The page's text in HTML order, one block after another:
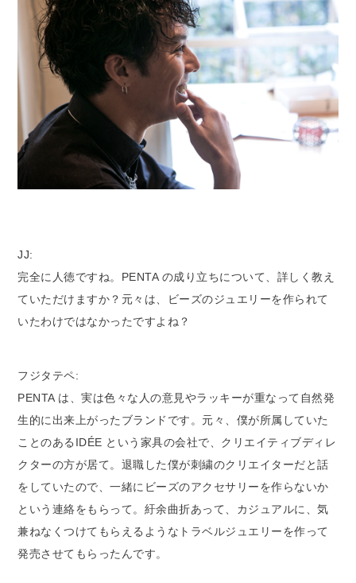
JJ:
完全に人徳ですね。PENTA の成り立ちについて、詳しく教え
ていただけますか？元々は、ビーズのジュエリーを作られて
いたわけではなかったですよね？
フジタテペ:
PENTA は、実は色々な人の意見やラッキーが重なって自然発
生的に出来上がったブランドです。元々、僕が所属していた
ことのあるIDÉE という家具の会社で、クリエイティブディレ
クターの方が居て。退職した僕が刺繍のクリエイターだと話
をしていたので、一緒にビーズのアクセサリーを作らないか
という連絡をもらって。紆余曲折あって、カジュアルに、気
兼ねなくつけてもらえるようなトラベルジュエリーを作って
発売させてもらったんです。